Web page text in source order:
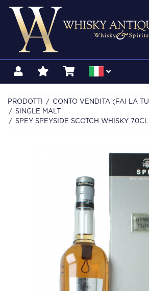
PRODOTTI
CONTO VENDITA (FAI LA
SINGLE MALT
SPEY SPEYSIDE SCOTCH WHISKY